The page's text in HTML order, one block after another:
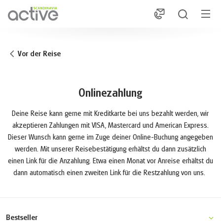
1
Vor der Reise
Onlinezahlung
Deine Reise kann gerne mit Kreditkarte bei uns bezahlt werden, wir
akzeptieren Zahlungen mit VISA, Mastercard und American Express.
Dieser Wunsch kann gerne im Zuge deiner Online-Buchung angegeben
werden. Mit unserer Reisebestätigung erhältst du dann zusätzlich
einen Link für die Anzahlung. Etwa einen Monat vor Anreise erhältst du
dann automatisch einen zweiten Link für die Restzahlung von uns.
Bestseller